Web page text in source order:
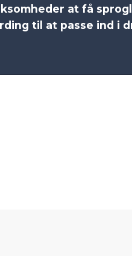
at få
til at passe ind i